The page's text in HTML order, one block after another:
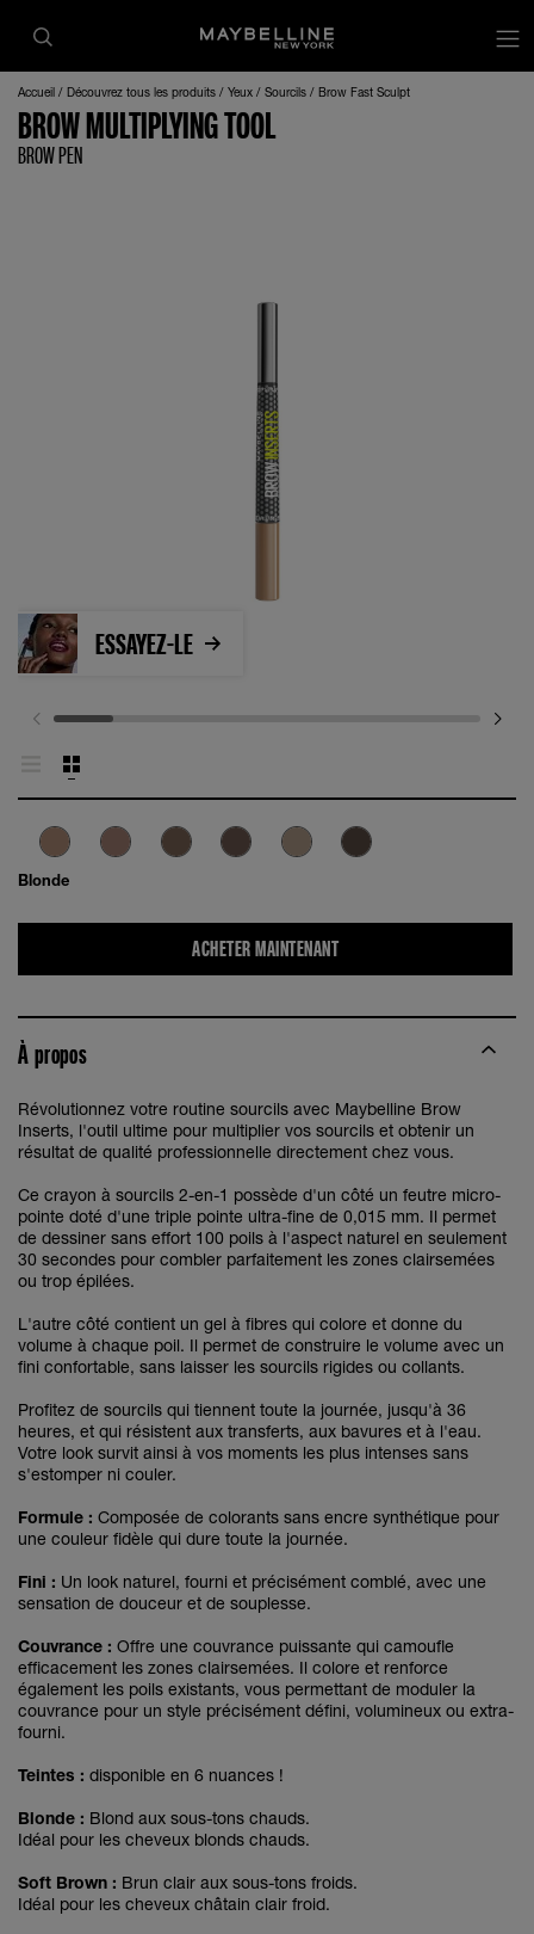
Accueil Découvrez tous les produits Yeux Sourcils Brow Fast Sculpt
BROW MULTIPLYING TOOL
BROW PEN
Blonde
ESSAYEZ-LE
ACHETER MAINTENANT
À propos
Révolutionnez votre routine sourcils avec Maybelline Brow
Inserts, l'outil ultime pour multiplier vos sourcils et obtenir un
résultat de qualité professionnelle directement chez vous.
Ce crayon à sourcils 2-en-1 possède d'un côté un feutre micro-
pointe doté d'une triple pointe ultra-fine de 0,015 mm. Il permet
de dessiner sans effort 100 poils à l'aspect naturel en seulement
30 secondes pour combler parfaitement les zones clairsemées
ou trop épilées.
L'autre côté contient un gel à fibres qui colore et donne du
volume à chaque poil. Il permet de construire le volume avec un
fini confortable, sans laisser les sourcils rigides ou collants.
Profitez de sourcils qui tiennent toute la journée, jusqu'à 36
heures, et qui résistent aux transferts, aux bavures et à l'eau.
Votre look survit ainsi à vos moments les plus intenses sans
s'estomper ni couler.
Formule : Composée de colorants sans encre synthétique pour
une couleur fidèle qui dure toute la journée.
Fini : Un look naturel, fourni et précisément comblé, avec une
sensation de douceur et de souplesse.
Couvrance : Offre une couvrance puissante qui camoufle
efficacement les zones clairsemées. Il colore et renforce
également les poils existants, vous permettant de moduler la
couvrance pour un style précisément défini, volumineux ou extra-
fourni.
Teintes : disponible en 6 nuances !
Blonde : Blond aux sous-tons chauds.
Idéal pour les cheveux blonds chauds.
Soft Brown : Brun clair aux sous-tons froids.
Idéal pour les cheveux châtain clair froid.